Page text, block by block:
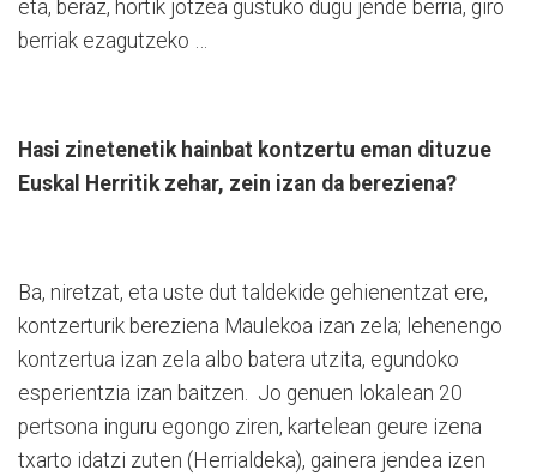
eta, beraz, hortik jotzea gustuko dugu jende berria, giro
berriak ezagutzeko …
Hasi zinetenetik hainbat kontzertu eman dituzue
Euskal Herritik zehar, zein izan da bereziena?
Ba, niretzat, eta uste dut taldekide gehienentzat ere,
kontzerturik bereziena Maulekoa izan zela; lehenengo
kontzertua izan zela albo batera utzita, egundoko
esperientzia izan baitzen. Jo genuen lokalean 20
pertsona inguru egongo ziren, kartelean geure izena
txarto idatzi zuten (Herrialdeka), gainera jendea izen